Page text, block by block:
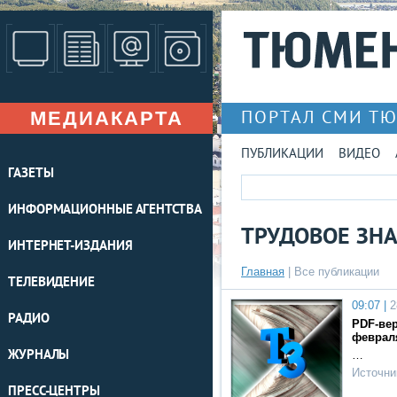
МЕДИАКАРТА
ГАЗЕТЫ
ИНФОРМАЦИОННЫЕ АГЕНТСТВА
ИНТЕРНЕТ-ИЗДАНИЯ
ТЕЛЕВИДЕНИЕ
РАДИО
ЖУРНАЛЫ
ПРЕСС-ЦЕНТРЫ
ПОРТАЛ СМИ
ПУБЛИКАЦИИ ВИДЕО
ТРУДОВОЕ
Главная Все публикации
09:07 |
PDF-
…